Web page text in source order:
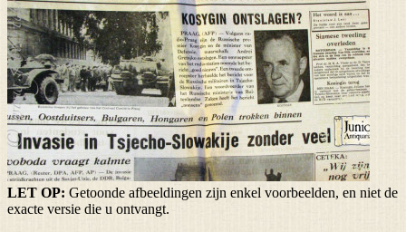
LET OP: Getoonde afbeeldingen zijn enkel voorbeelden, en niet de
exacte versie die u ontvangt.